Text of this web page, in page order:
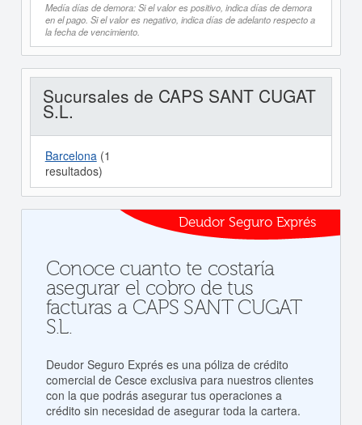
Medía días de demora: Si el valor es positivo, indica días de demora
en el pago. Si el valor es negativo, indica días de adelanto respecto a
la fecha de vencimiento.
Sucursales de CAPS SANT CUGAT
S.L.
Barcelona(1
resultados)
Deudor Seguro Exprés
Conoce cuanto te costaría
asegurar el cobro de tus
facturas a CAPS SANT CUGAT
S.L.
Deudor Seguro Exprés es una póliza de crédito
comercial de Cesce exclusiva para nuestros clientes
con la que podrás asegurar tus operaciones a
crédito sin necesidad de asegurar toda la cartera.